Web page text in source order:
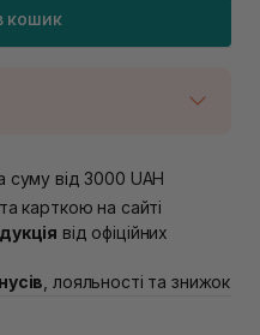
кошик
Підстригача, 1В
суму від 3000 UAH
карткою на сайті
від офіційних
, лояльності та знижок